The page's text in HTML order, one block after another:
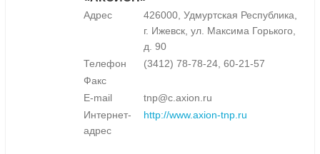
Адрес
426000, Удмуртская Республика,
г. Ижевск, ул. Максима Горького,
д. 90
Телефон
(3412) 78-78-24, 60-21-57
Факс
E-mail
tnp@c.axion.ru
Интернет-
адрес
http://www.axion-tnp.ru